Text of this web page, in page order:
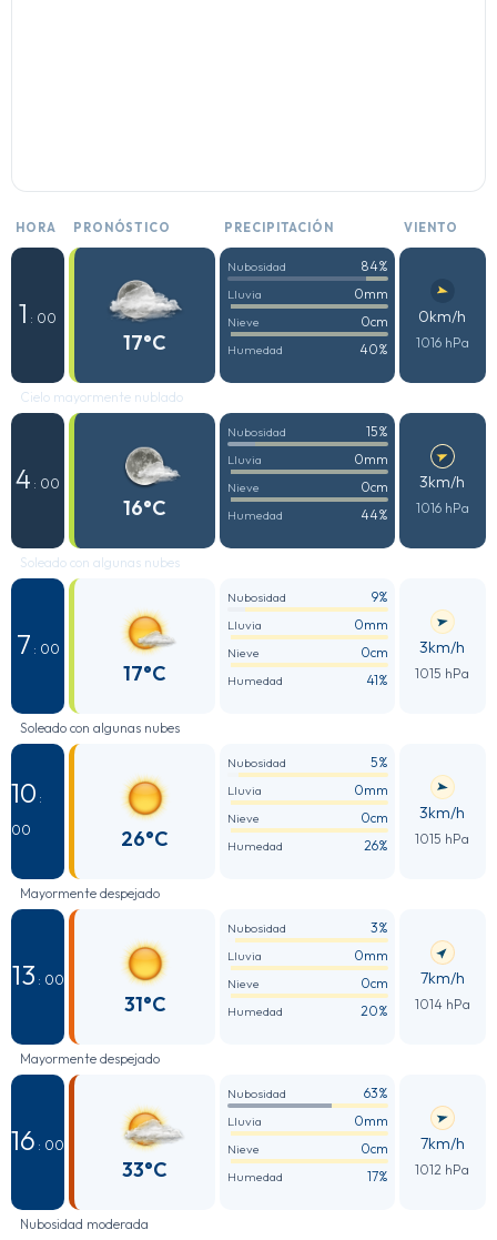
HORA PRONÓSTICO PRECIPITACIÓN VIENTO
1 : 00
17°C
Nubosidad 84%
Lluvia 0mm
Nieve 0cm
Humedad 40%
0km/h
1016 hPa
Cielo mayormente nublado
4 : 00
16°C
Nubosidad 15%
Lluvia 0mm
Nieve 0cm
Humedad 44%
3km/h
1016 hPa
Soleado con algunas nubes
7 : 00
17°C
Nubosidad 9%
Lluvia 0mm
Nieve 0cm
Humedad 41%
3km/h
1015 hPa
Soleado con algunas nubes
10 :
00
26°C
Nubosidad 5%
Lluvia 0mm
Nieve 0cm
Humedad 26%
3km/h
1015 hPa
Mayormente despejado
13 : 00
31°C
Nubosidad 3%
Lluvia 0mm
Nieve 0cm
Humedad 20%
7km/h
1014 hPa
Mayormente despejado
16 : 00
33°C
Nubosidad 63%
Lluvia 0mm
Nieve 0cm
Humedad 17%
7km/h
1012 hPa
Nubosidad moderada